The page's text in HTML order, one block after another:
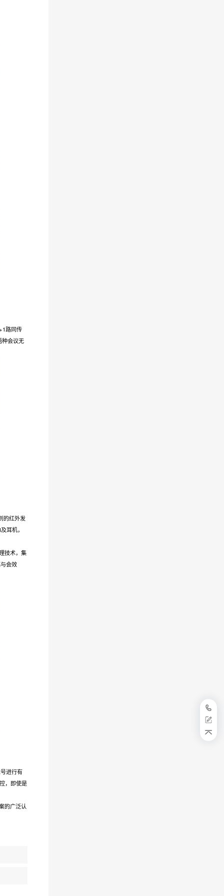
路同传
种会议无
的红外发
耳机，
技术，集
会效
进行有
，即使是
的广泛认